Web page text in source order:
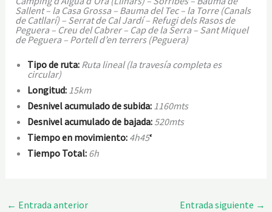
Sallent – la Casa Grossa – Bauma del Tec – la Torre (Canals
de Catllarí) – Serrat de Cal Jardí – Refugi dels Rasos de
Peguera – Creu del Cabrer – Cap de la Serra – Sant Miquel
de Peguera – Portell d’en terrers (Peguera)
Tipo de ruta: Ruta lineal (la travesía completa es
circular)
Longitud: 15km
Desnivel acumulado de subida: 1160mts
Desnivel acumulado de bajada: 520mts
Tiempo en movimiento: 4h45‘
Tiempo Total: 6h
← Entrada anterior Entrada siguiente →